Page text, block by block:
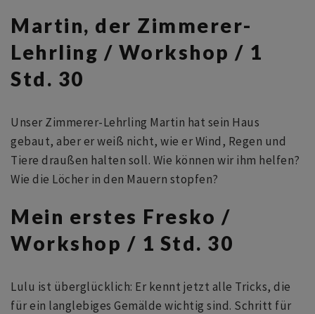
Martin, der Zimmerer-
Lehrling / Workshop / 1
Std. 30
Unser Zimmerer-Lehrling Martin hat sein Haus
gebaut, aber er weiß nicht, wie er Wind, Regen und
Tiere draußen halten soll. Wie können wir ihm helfen?
Wie die Löcher in den Mauern stopfen?
Mein erstes Fresko /
Workshop / 1 Std. 30
Lulu ist überglücklich: Er kennt jetzt alle Tricks, die
für ein langlebiges Gemälde wichtig sind. Schritt für